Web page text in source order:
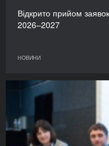
Відкрито прийом
2026–2027
НОВИНИ